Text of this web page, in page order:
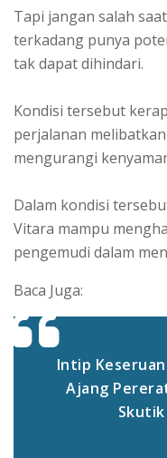
Tapi jangan salah
terkadang punya
tak dapat dihindari.
Kondisi tersebut
perjalanan
mengurangi
Dalam kondisi
Vitara mampu
pengemudi dalam
Baca Juga:
Intip Keseruan
Ajang